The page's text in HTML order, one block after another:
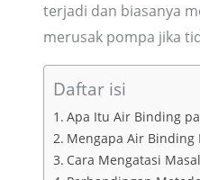
terjadi dan biasanya
merusak pompa jika
Daftar isi
Apa Itu Air Binding
Mengapa Air Binding
Cara Mengatasi